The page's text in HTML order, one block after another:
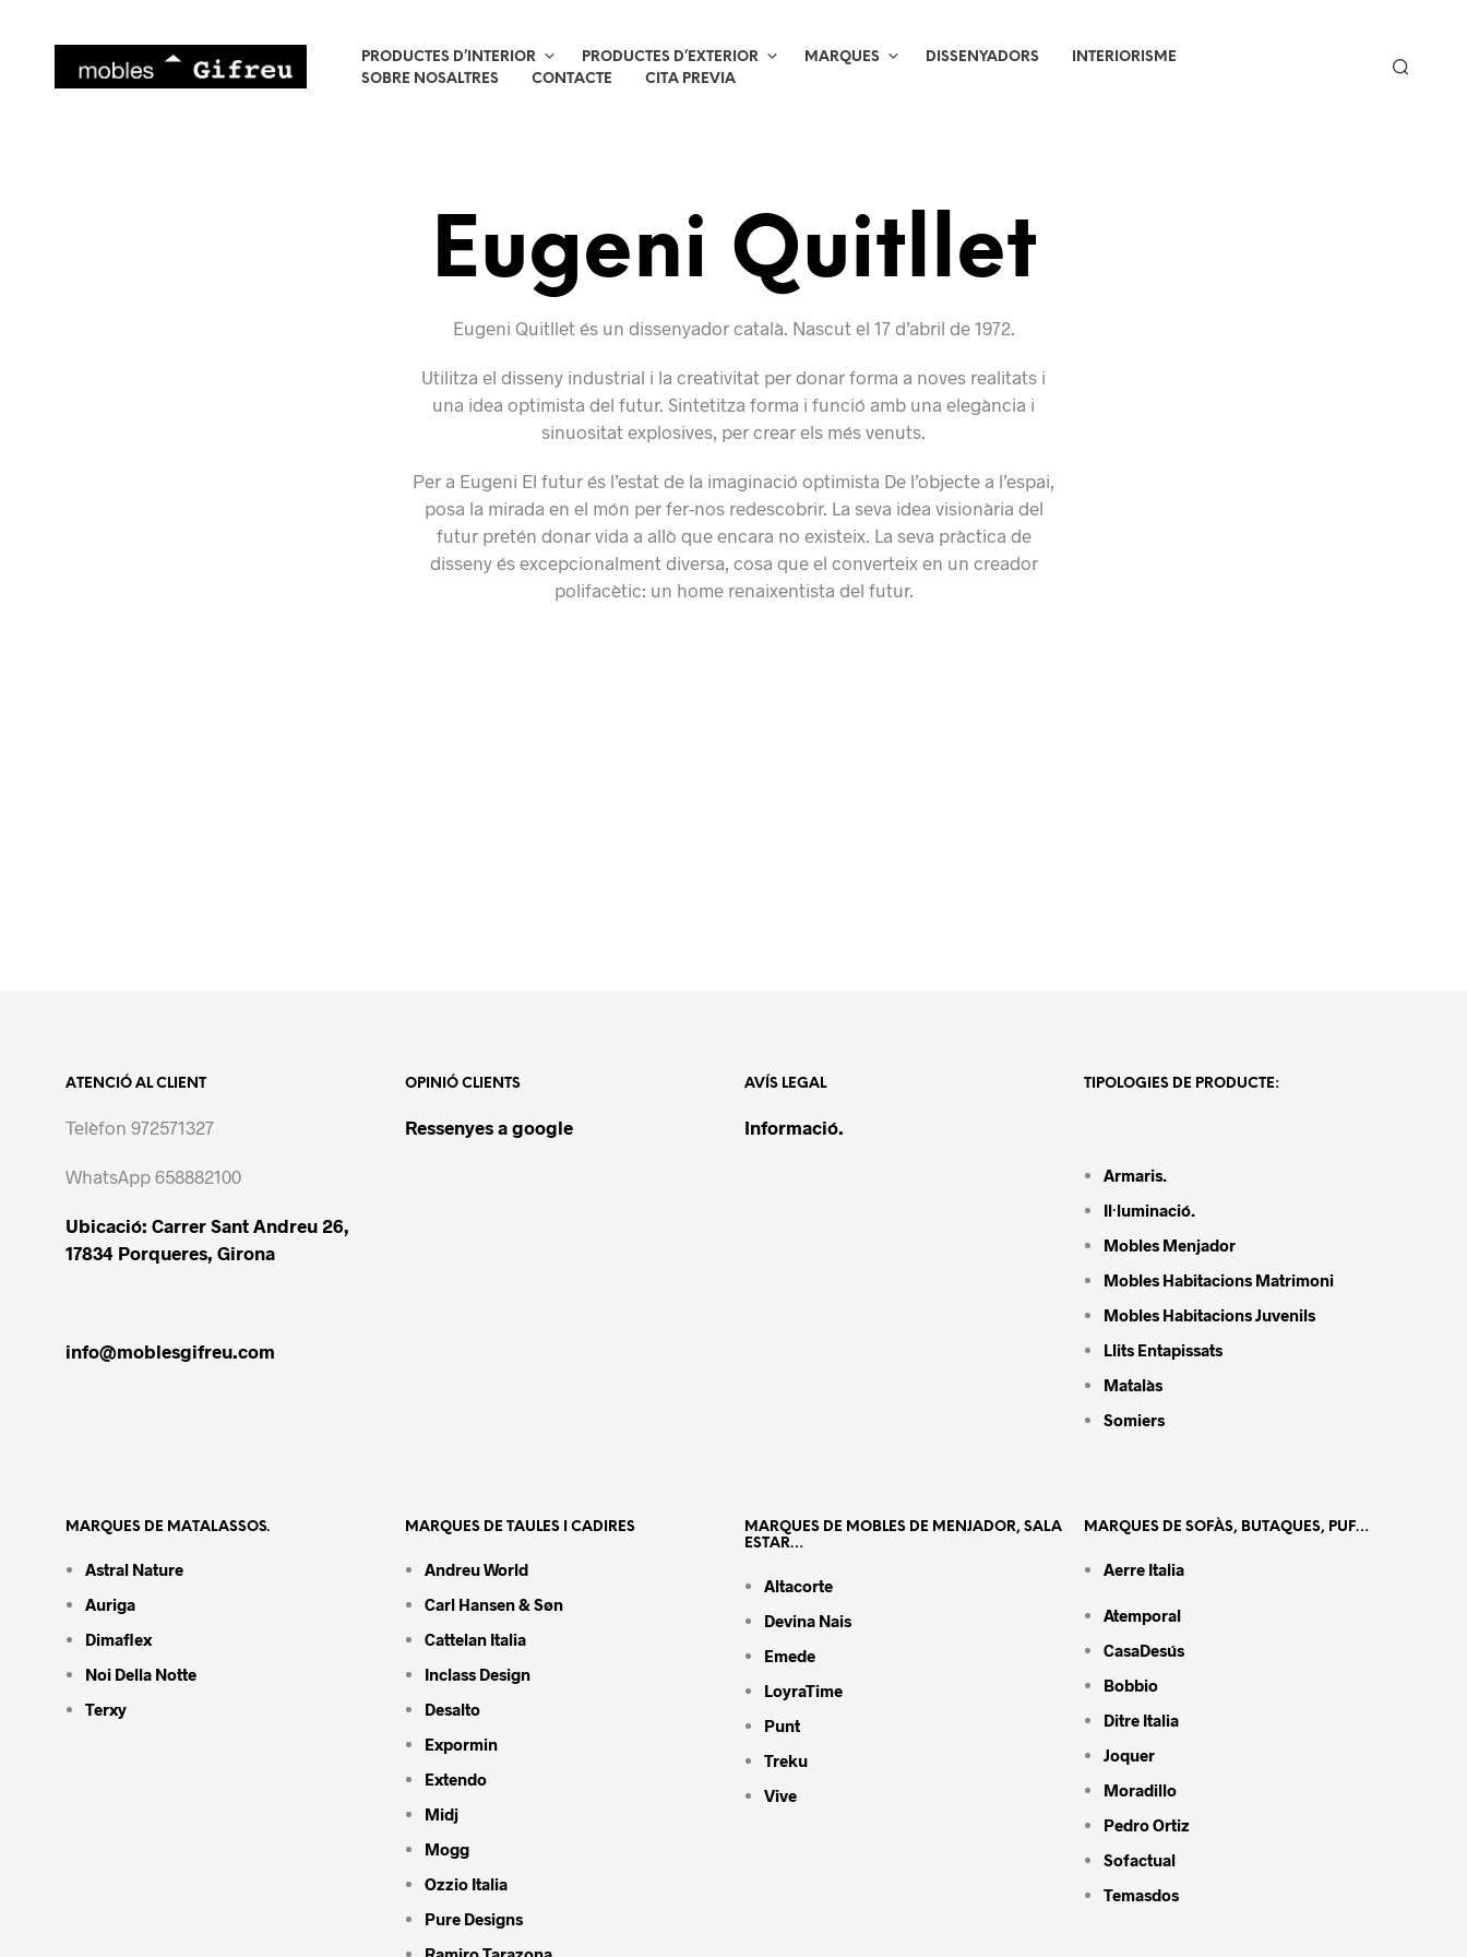
PRODUCTES D’INTERIOR PRODUCTES D’EXTERIOR MARQUES DISSENYADORS
INTERIORISME
SOBRE NOSALTRES
CONTACTE CITA PREVIA
Eugeni Quitllet
Eugeni Quitllet és un dissenyador català. Nascut el 17 d’abril de 1972.
Utilitza el disseny industrial i la creativitat per donar forma a noves realitats i
una idea optimista del futur. Sintetitza forma i funció amb una elegància i
sinuositat explosives, per crear els més venuts.
Per a Eugeni El futur és l’estat de la imaginació optimista De l’objecte a l’espai,
posa la mirada en el món per fer-nos redescobrir. La seva idea visionària del
futur pretén donar vida a allò que encara no existeix. La seva pràctica de
disseny és excepcionalment diversa, cosa que el converteix en un creador
polifacètic: un home renaixentista del futur.
ATENCIÓ AL CLIENT
Telèfon 972571327
WhatsApp 658882100
Ubicació: Carrer Sant Andreu 26,
17834 Porqueres, Girona
info@moblesgifreu.com
OPINIÓ CLIENTS
Ressenyes a google
AVÍS LEGAL
Informació.
TIPOLOGIES DE PRODUCTE:
Armaris.
Il·luminació.
Mobles Menjador
Mobles Habitacions Matrimoni
Mobles Habitacions Juvenils
Llits Entapissats
Matalàs
Somiers
MARQUES DE MATALASSOS.
Astral Nature
Auriga
Dimaflex
Noi Della Notte
Terxy
MARQUES DE TAULES I CADIRES
Andreu World
Carl Hansen & Søn
Cattelan Italia
Inclass Design
Desalto
Expormin
Extendo
Midj
Mogg
Ozzio Italia
Pure Designs
MARQUES DE MOBLES DE MENJADOR, SALA
ESTAR…
Altacorte
Devina Nais
Emede
LoyraTime
Punt
Treku
Vive
MARQUES DE SOFÀS, BUTAQUES, PUF…
Aerre Italia
Atemporal
CasaDesús
Bobbio
Ditre Italia
Joquer
Moradillo
Pedro Ortiz
Sofactual
Temasdos